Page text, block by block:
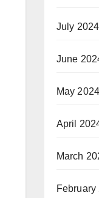
July 2024
June
May 2024
April
March
February